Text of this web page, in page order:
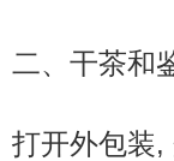
二、干茶和
打开外包装,